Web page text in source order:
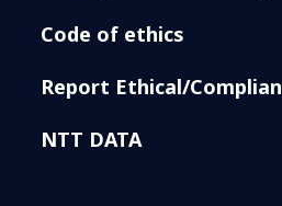
Code of ethics
Report Ethical/
NTT DATA